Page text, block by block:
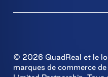
© 2026 QuadReal et le
marques de commerce